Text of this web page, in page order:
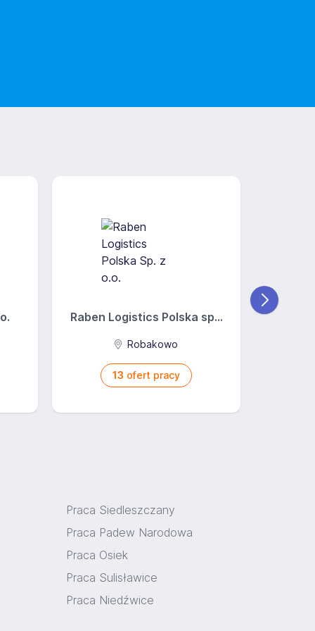
Raben Logistics Polska sp...
Robakowo
13 ofert pracy
Praca Siedleszczany
Praca Padew Narodowa
Praca Osiek
Praca Sulisławice
Praca Niedźwice